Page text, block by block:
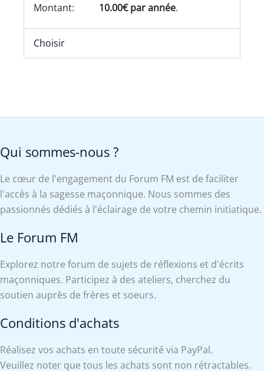
10.00€ par année.
Choisir
Qui sommes-nous ?
Le cœur de l'engagement du Forum FM est de faciliter
l'accès à la sagesse maçonnique. Nous sommes des
passionnés dédiés à l'éclairage de votre chemin initiatique.
Le Forum FM
Explorez notre forum de sujets de réflexions et d'écrits
maçonniques. Participez à des ateliers, cherchez du
soutien auprès de frères et soeurs.
Conditions d'achats
Réalisez vos achats en toute sécurité via PayPal.
Veuillez noter que tous les achats sont non rétractables.